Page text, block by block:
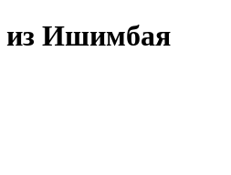
из Ишимбая